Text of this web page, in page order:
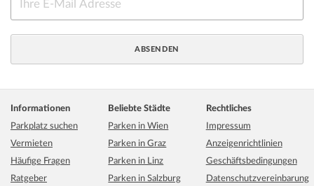
Informationen
Parkplatz suchen
Vermieten
Häufige Fragen
Ratgeber
Beliebte Städte
Parken in Wien
Parken in Graz
Parken in Linz
Parken in Salzburg
Rechtliches
Impressum
Anzeigenrichtlinien
Geschäftsbedingungen
Datenschutzvereinbarung